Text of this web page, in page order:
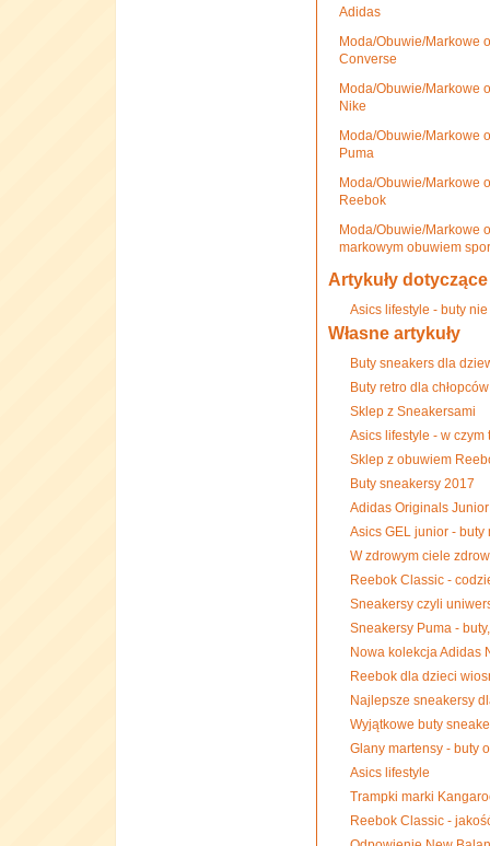
Adidas
Moda/Obuwie/Markowe
Converse
Moda/Obuwie/Markowe
Nike
Moda/Obuwie/Markowe
Puma
Moda/Obuwie/Markowe
Reebok
Moda/Obuwie/Markowe
markowym obuwiem
Artykuły
Asics lifestyle - buty
Własne artykuły
Buty sneakers dla
Buty retro dla chłopców
Sklep z Sneakersami
Asics lifestyle - w czym
Sklep z obuwiem
Buty sneakersy 2017
Adidas Originals
Asics GEL junior - buty
W zdrowym ciele
Reebok Classic -
Sneakersy czyli
Sneakersy Puma -
Nowa kolekcja Adidas
Reebok dla dzieci
Najlepsze sneakersy
Wyjątkowe buty
Glany martensy - buty
Asics lifestyle
Trampki marki
Reebok Classic -